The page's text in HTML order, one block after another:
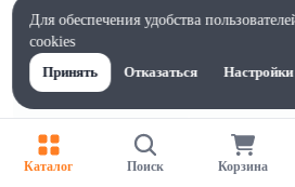
Характеристики
Ширина, мм
Каталог Поиск Корзина
Для обеспечения удобства
cookies
Принять
Отказаться Настройки